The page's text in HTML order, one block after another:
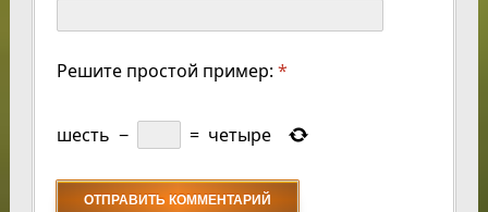
Решите простой пример: *
шесть − = четыре